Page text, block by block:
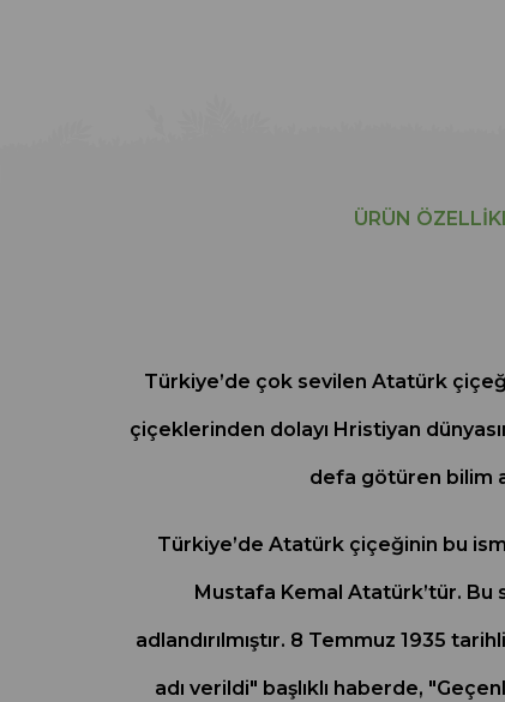
ÜRÜN
Türkiye’de çok sevilen Atatürk
çiçeklerinden dolayı Hristiyan
defa götüren bilim
Türkiye’de Atatürk çiçeğinin bu
Mustafa Kemal Atatürk’tür.
adlandırılmıştır. 8 Temmuz 1935
adı verildi" başlıklı haberde,